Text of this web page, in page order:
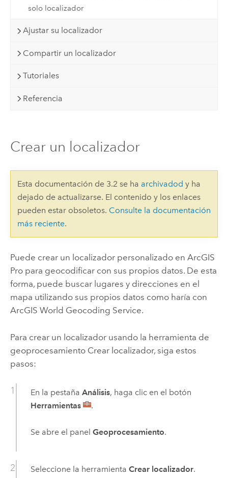
solo localizador
Ajustar su localizador
Compartir un localizador
Tutoriales
Referencia
Crear un localizador
Esta documentación de 3.2 se ha archivadod y ha
dejado de actualizarse. El contenido y los enlaces
pueden estar obsoletos. Consulte la documentación
más reciente.
Puede crear un localizador personalizado en ArcGIS
Propara geocodificar con sus propios datos. De esta
forma, puede buscar lugares y direcciones en el
mapa utilizando sus propios datos como haría con
ArcGIS World Geocoding Service.
Para crear un localizador usando la herramienta de
geoprocesamiento Crear localizador, siga estos
pasos:
En la pestaña Análisis, haga clic en el botón
Herramientas
.
Se abre el panel Geoprocesamiento.
Seleccione la herramienta Crear localizador.